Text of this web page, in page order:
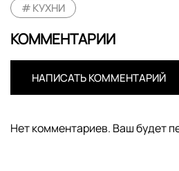
КУХНИ
КОММЕНТАРИИ
НАПИСАТЬ КОММЕНТАРИЙ
Нет комментариев. Ваш будет